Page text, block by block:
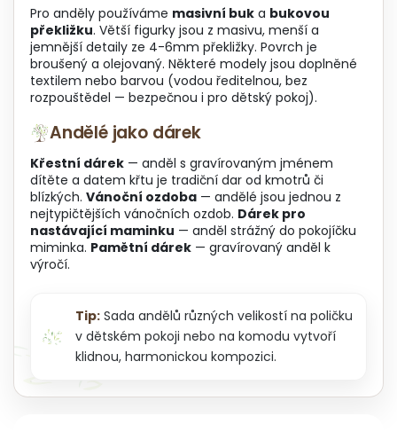
Pro anděly používáme masivní buk a bukovou
překližku. Větší figurky jsou z masivu, menší a
jemnější detaily ze 4-6mm překližky. Povrch je
broušený a olejovaný. Některé modely jsou doplněné
textilem nebo barvou (vodou ředitelnou, bez
rozpouštědel — bezpečnou i pro dětský pokoj).
Andělé jako dárek
Křestní dárek — anděl s gravírovaným jménem
dítěte a datem křtu je tradiční dar od kmotrů či
blízkých. Vánoční ozdoba — andělé jsou jednou z
nejtypičtějších vánočních ozdob. Dárek pro
nastávající maminku — anděl strážný do pokojíčku
miminka. Pamětní dárek — gravírovaný anděl k
výročí.
Tip: Sada andělů různých velikostí na poličku
v dětském pokoji nebo na komodu vytvoří
klidnou, harmonickou kompozici.